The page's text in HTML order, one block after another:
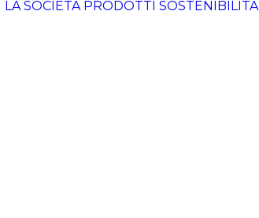
LA SOCIETÀ PRODOTTI SOSTENIBILITÀ